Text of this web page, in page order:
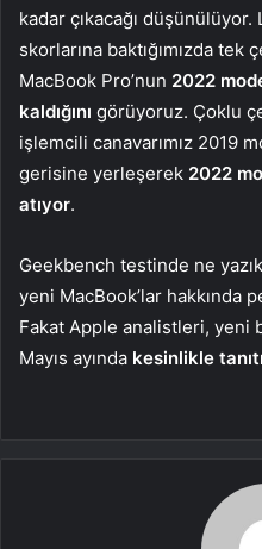
kadar çıkacağı
skorlarına baktığımızda
MacBook Pro’nun 2022
kaldığını görüyoruz. Çoklu
işlemcili canavarımız 2019
gerisine yerleşerek 2022
atıyor.
Geekbench testinde ne
yeni MacBook’lar hakkında
Fakat Apple analistleri, yeni
Mayıs ayında kesinlikle